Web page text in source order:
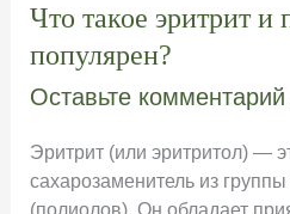
Что такое эритрит и
популярен?
Оставьте комментарий
Эритрит (или эритритол) —
сахарозаменитель из
(полиолов). Он обладает